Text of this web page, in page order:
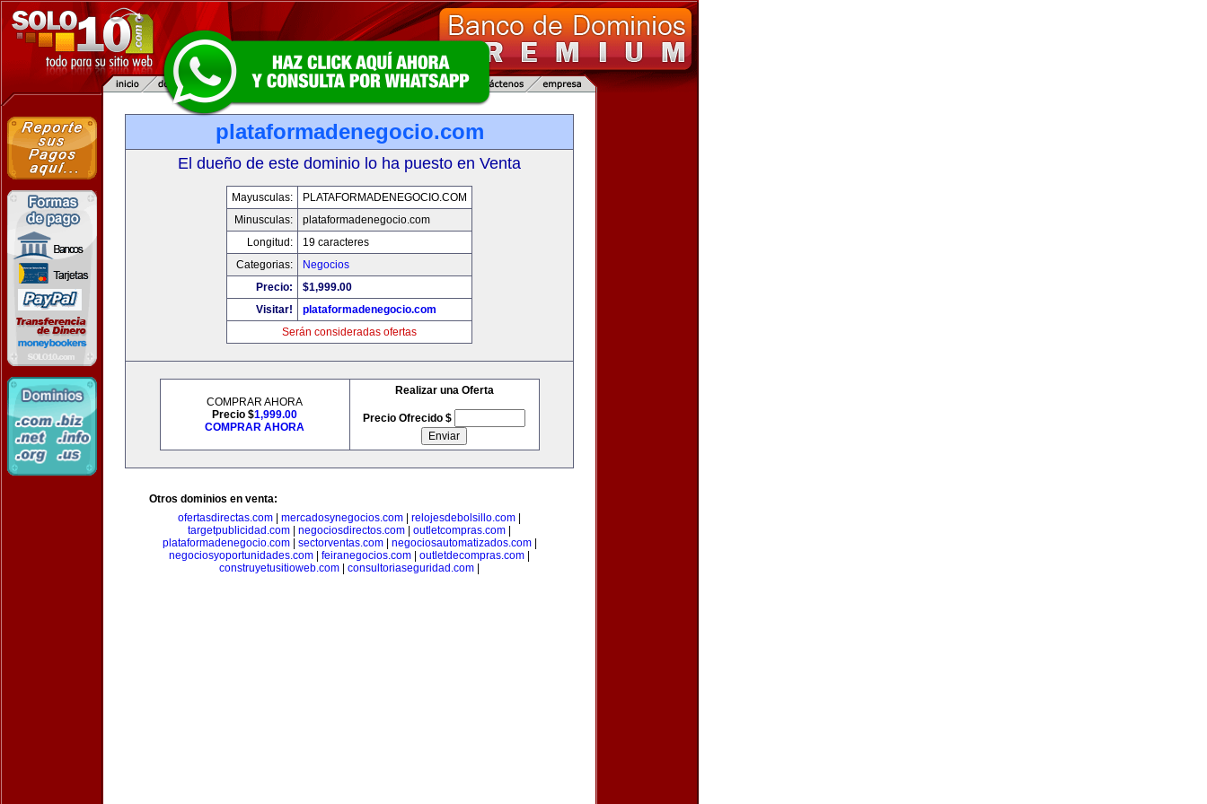
plataformadenegocio.com
El dueño de este dominio lo ha puesto en Venta
Mayusculas:
PLATAFORMADENEGOCIO.COM
Minusculas:
plataformadenegocio.com
Longitud:
19 caracteres
Categorias:
Negocios
Precio:
$1,999.00
Visitar!
plataformadenegocio.com
Serán consideradas ofertas
COMPRAR AHORA
Precio $1,999.00
COMPRAR AHORA
Realizar una Oferta
Precio Ofrecido $
Otros dominios en venta:
ofertasdirectas.com
mercadosynegocios.com relojesdebolsillo.com
targetpublicidad.com
negociosdirectos.com outletcompras.com
plataformadenegocio.com| sectorventas.com| negociosautomatizados.com|
negociosyoportunidades.com
feiranegocios.com outletdecompras.com
construyetusitioweb.com
consultoriaseguridad.com